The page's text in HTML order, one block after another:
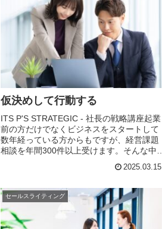
仮決めして行動する
ITS P'S STRATEGIC - 社長の戦略講座起業
前の方だけでなくビジネスをスタートして
数年経っている方からもですが、経営課題
相談を年間300件以上受けます。そんな中、
2025.03.15
セールスライティング